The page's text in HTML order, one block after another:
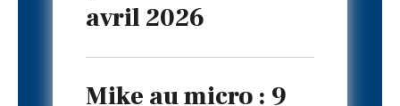
avril 2026
Mike au micro : 9